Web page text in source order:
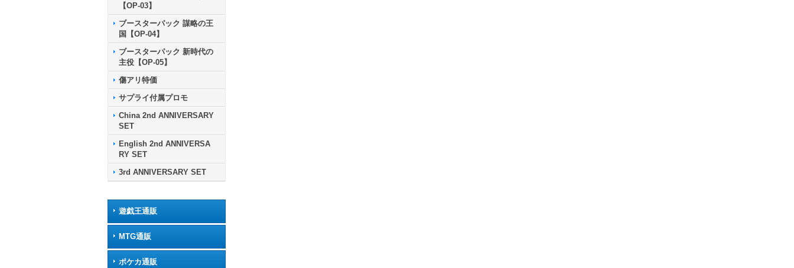
【OP-03】
ブースターパック 謀略の王
国【OP-04】
ブースターパック 新時代の
主役【OP-05】
傷アリ特価
サプライ付属プロモ
China 2nd ANNIVERSARY
SET
English 2nd ANNIVERSA
RY SET
3rd ANNIVERSARY SET
遊戯王通販
MTG通販
ポケカ通販